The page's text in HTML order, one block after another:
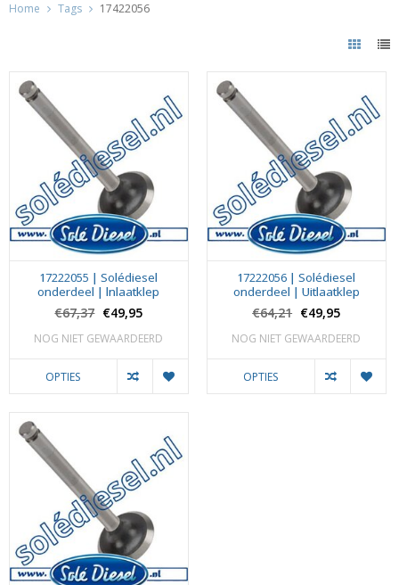
Home Tags 17422056
17222055 | Solédiesel
onderdeel | lnlaatklep
€67,37 €49,95
NOG NIET GEWAARDEERD
OPTIES
17222056 | Solédiesel
onderdeel | Uitlaatklep
€64,21 €49,95
NOG NIET GEWAARDEERD
OPTIES